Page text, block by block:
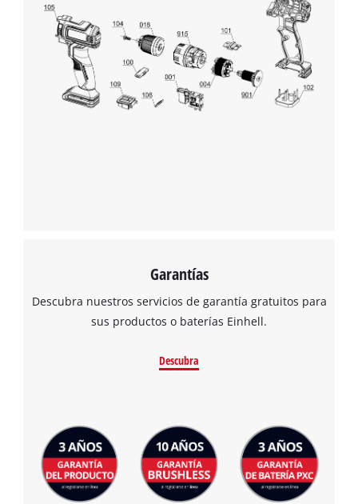
Garantías
Descubra nuestros servicios de garantía gratuitos para
sus productos o baterías Einhell.
Descubra